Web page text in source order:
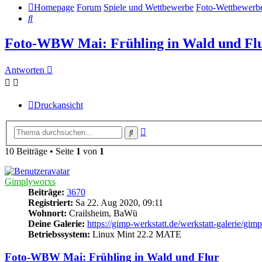
Homepage Forum Spiele und Wettbewerbe Foto-
Suche
Foto-WBW Mai: Frühling in Wald und
Antworten
Druckansicht
Suche
10 Beiträge • Seite 1 von 1
Gimplyworxs
Beiträge: 3670
Registriert: Sa 22. Aug 2020, 09:11
Wohnort: Crailsheim, BaWü
Deine Galerie: https://gimp-werkstatt.de/werkstatt-galerie/
Betriebssystem: Linux Mint 22.2 MATE
Foto-WBW Mai: Frühling in Wald und Flur